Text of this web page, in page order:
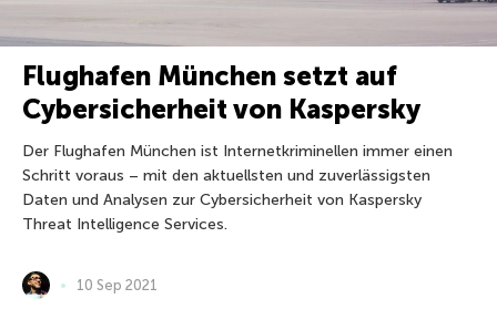
Flughafen München setzt auf
Cybersicherheit von Kaspersky
Der Flughafen München ist Internetkriminellen immer einen
Schritt voraus – mit den aktuellsten und zuverlässigsten
Daten und Analysen zur Cybersicherheit von Kaspersky
Threat Intelligence Services.
10 Sep 2021